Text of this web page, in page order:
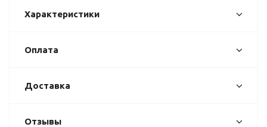
Характеристики
Оплата
Доставка
Отзывы